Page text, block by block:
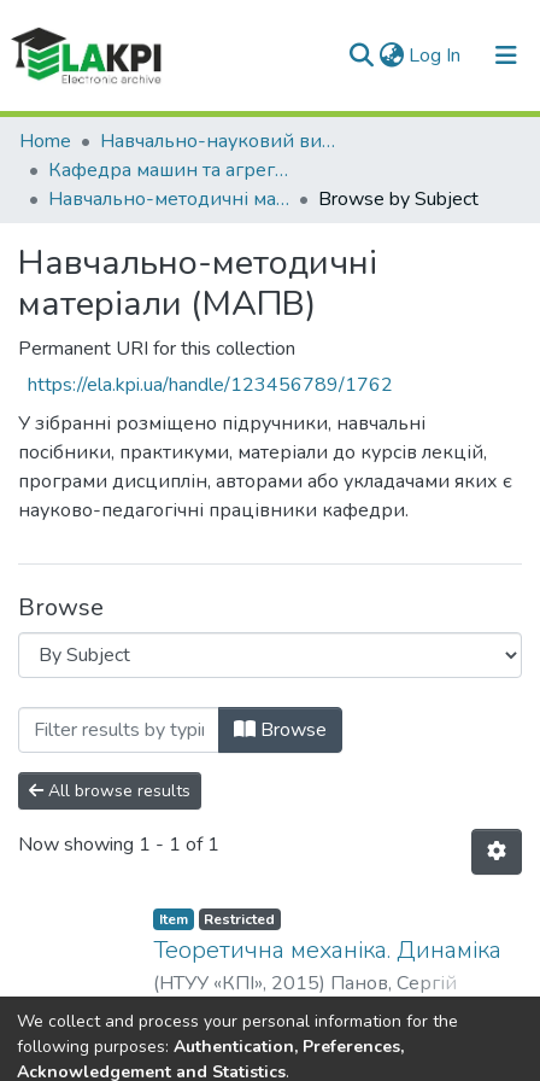
Log In (current)
Communities & Collections
All of DSpace
Home
Навчально-науковий видавничо-полiграфiчний інститут (НН ВПІ)
Кафедра машин та агрегатів поліграфічного виробництва (МАПВ)
Навчально-методичні матеріали (МАПВ)
Browse by Subject
Навчально-методичні
матеріали (МАПВ)
Permanent URI for this collection
https://ela.kpi.ua/handle/123456789/1762
У зібранні розміщено підручники, навчальні
посібники, практикуми, матеріали до курсів лекцій,
програми дисциплін, авторами або укладачами яких є
науково-педагогічні працівники кафедри.
Browse
Browsing Навчально-методичні
Browse
All browse results
Now showing 1 - 1 of 1
No Thumbnail Available
Item Restricted
Теоретична механіка. Динаміка
(НТУУ «КПІ», 2015) Панов, Сергій
Львович
Show more
We collect and process your personal information for the
following purposes: Authentication, Preferences,
Acknowledgement and Statistics.